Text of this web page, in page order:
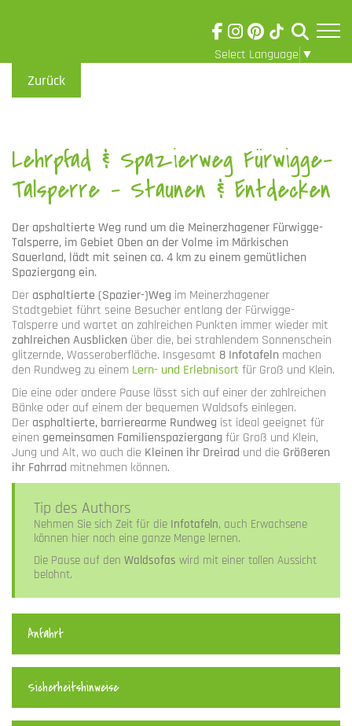
Assistenzsoftware
öffnen.
Select Language ▼
Zurück
Lehrpfad & Spazierweg Fürwigge-
Talsperre - Staunen & Entdecken
Der apshaltierte Weg rund um die Meinerzhagener Fürwigge-
Talsperre, im Gebiet Oben an der Volme im Märkischen
Sauerland, lädt mit seinen ca.4 kmzu einem gemütlichen
Spaziergang ein.
Der asphaltierte (Spazier-)Weg im Meinerzhagener
Stadtgebiet führt seine Besucher entlang der Fürwigge-
Talsperre und wartet an zahlreichen Punkten immer wieder mit
zahlreichen Ausblicken über die, bei strahlendem Sonnenschein
glitzernde, Wasseroberfläche. Insgesamt 8 Infotafeln machen
den Rundweg zu einem Lern- und Erlebnisort für Groß und Klein.
Die eine oder andere Pause lässt sich auf einer der zahlreichen
Bänke oder auf einem der bequemen Waldsofs einlegen.
Der asphaltierte, barrierearme Rundweg ist ideal geeignet für
einen gemeinsamen Familienspaziergang für Groß und Klein,
Jung und Alt, wo auch die Kleinen ihr Dreirad und die Größeren
ihr Fahrrad mitnehmen können.
Tip des Authors
Nehmen Sie sich Zeit für die Infotafeln, auch Erwachsene
können hier noch eine ganze Menge lernen.
Die Pause auf den Waldsofas wird mit einer tollen Aussicht
belohnt.
Anfahrt
Sicherheitshinweise